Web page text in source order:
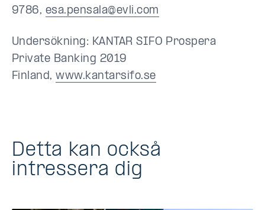
9786, esa.pensala@evli.com
Undersökning: KANTAR SIFO Prospera
Private Banking 2019
Finland, www.kantarsifo.se
Detta kan också
intressera dig